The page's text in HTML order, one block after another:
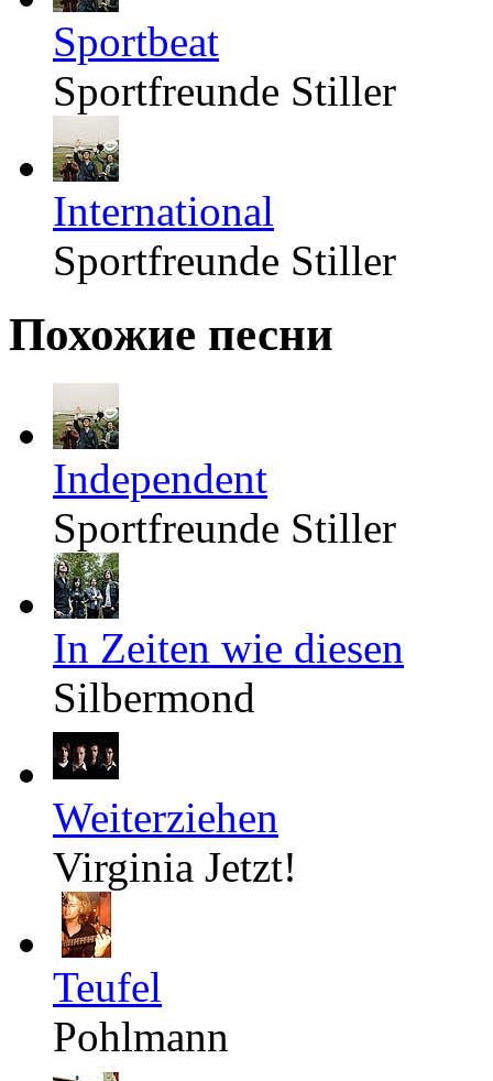
Sportbeat
Sportfreunde Stiller
International
Sportfreunde Stiller
Похожие песни
Independent
Sportfreunde Stiller
In Zeiten wie diesen
Silbermond
Weiterziehen
Virginia Jetzt!
Teufel
Pohlmann